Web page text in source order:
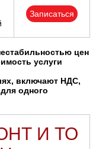
Записаться
цен
услуги
включают НДС,
одного
И ТО